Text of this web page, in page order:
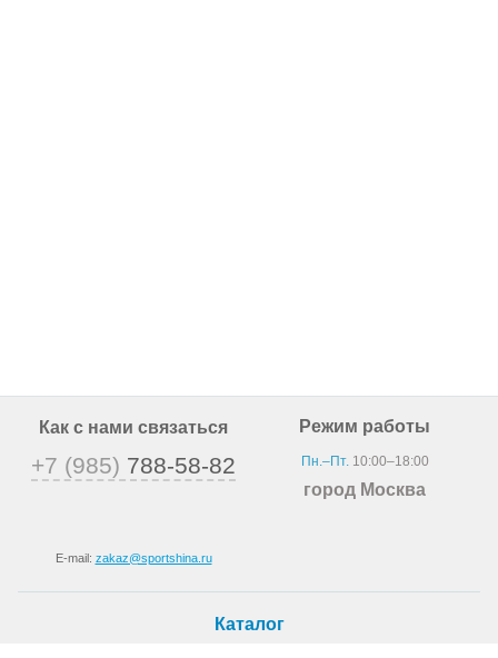
Как с нами связаться
+7 (985) 788-58-82
E-mail: zakaz@sportshina.ru
Режим работы
Пн.–Пт.10:00–18:00
город Москва
Каталог